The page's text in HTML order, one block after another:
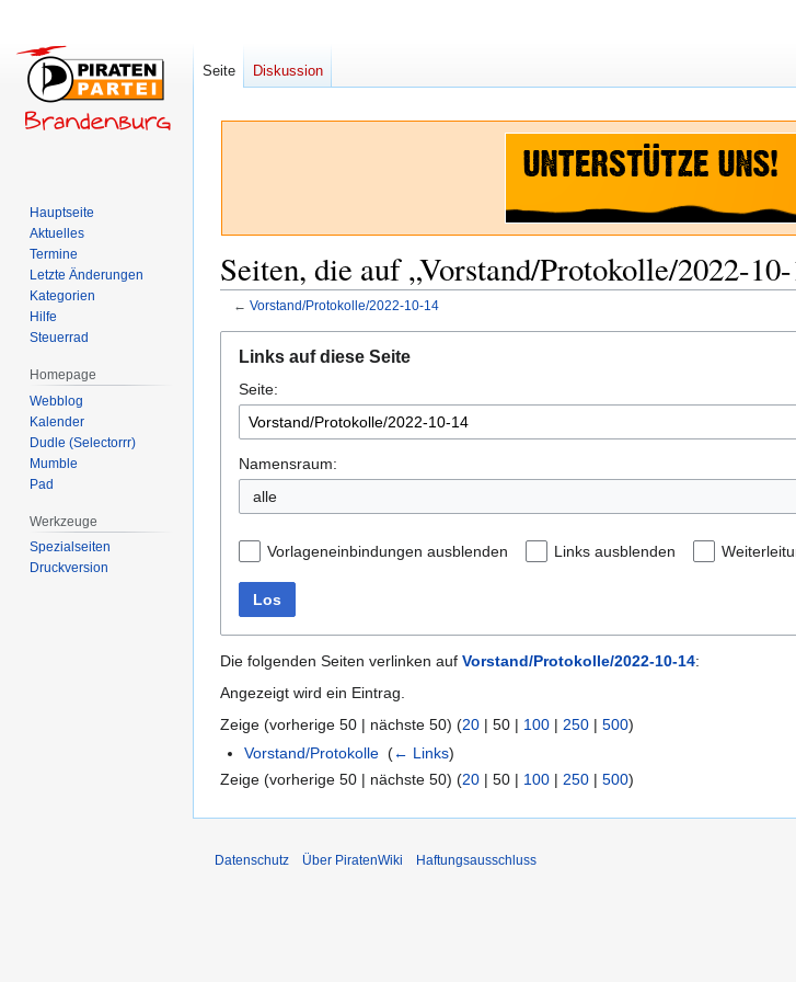
Seiten, die auf „Vorstand/Protokolle/2022-
← Vorstand/Protokolle/2022-10-14
Navigation
springen
Suche
springen
Links auf diese Seite
Seite:
Namensraum:
alle
Vorlageneinbindungen ausblenden Links ausblenden
Los
Die folgenden Seiten verlinken auf Vorstand/Protokolle/2022-10-14:
Angezeigt wird ein Eintrag.
Zeige (vorherige 50 | nächste 50) (20 | 50 | 100 | 250 | 500)
Vorstand/Protokolle ‎(← Links)
Zeige (vorherige 50 | nächste 50) (20 | 50 | 100 | 250 | 500)
Seite Diskussion
Hauptseite
Aktuelles
Termine
Letzte Änderungen
Kategorien
Hilfe
Steuerrad
Homepage
Webblog
Kalender
Dudle (Selectorrr)
Mumble
Pad
Werkzeuge
Spezialseiten
Druckversion
Datenschutz Über PiratenWiki Haftungsausschluss